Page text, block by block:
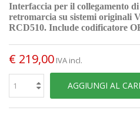
Interfaccia per il collegamento
retromarcia su sistemi originali
RCD510. Include codificatore
€ 219,00 IVA incl.
AGGIUNGI AL